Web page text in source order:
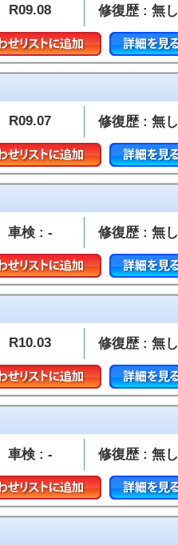
R09.08 修復歴 : 無し
R09.07 修復歴 : 無し
車検 : - 修復歴 : 無し
R10.03 修復歴 : 無し
車検 : - 修復歴 : 無し